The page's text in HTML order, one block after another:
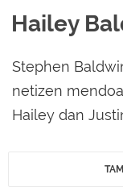
Hailey
Stephen
netizen
Hailey dan